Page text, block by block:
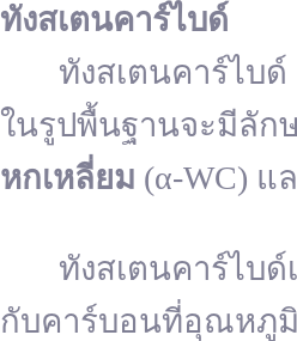
ทังสเตนคาร์ไบด์
ทังสเตนคาร์ไบด์ (
ในรูปพื้นฐานจะมีลัก
หกเหลี่ยม (α-WC) แ
ทังสเตนคาร์ไบด์เ
กับคาร์บอนที่อุณหภูมิ